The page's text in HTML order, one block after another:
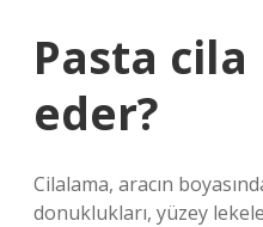
Pasta
eder?
Cilalama, aracın
donuklukları, yüzey